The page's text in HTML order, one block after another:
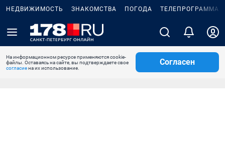
НЕДВИЖИМОСТЬ ЗНАКОМСТВА ПОГОДА ТЕЛЕПРОГРАММА
На информационном ресурсе применяются cookie-
файлы. Оставаясь на сайте, вы подтверждаете свое
согласиена их использование.
Согласен